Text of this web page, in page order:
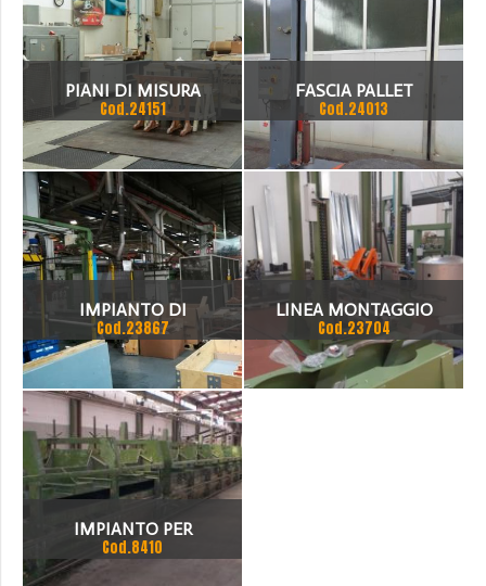
PIANI DI MISURA
Cod.24151
FASCIA PALLET
AUTOMATICO
Cod.24013
IMPIANTO DI
SALDOBRASATURA
Cod.23867
LINEA MONTAGGIO
(PARZIALE) SCALDABAGNI
Cod.23704
IMPIANTO PER
SCHIUMATURA PANNELLLI
Cod.8410